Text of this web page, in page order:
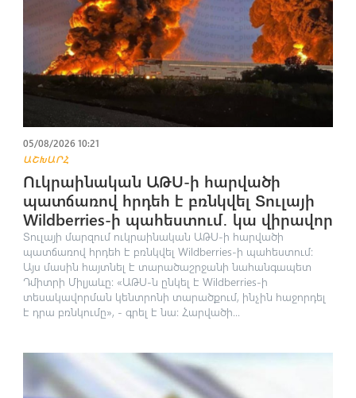
05/08/2026 10:21
ԱՇԽԱՐՀ
Ուկրաինական ԱԹՍ-ի hարվածի
պատճառով հրդեհ է բռնկվել Տուլայի
Wildberries-ի պահեստում․ կա վիրավnր
Տուլայի մարզում ուկրաինական ԱԹՍ-ի հարվածի
պատճառով հրդեհ է բռնկվել Wildberries-ի պահեստում:
Այս մասին հայտնել է տարածաշրջանի նահանգապետ
Դմիտրի Միլյաևը: «ԱԹՍ-ն ընկել է Wildberries-ի
տեսակավորման կենտրոնի տարածքում, ինչին հաջորդել
է դրա բռնկումը», - գրել է նա: Հարվածի...